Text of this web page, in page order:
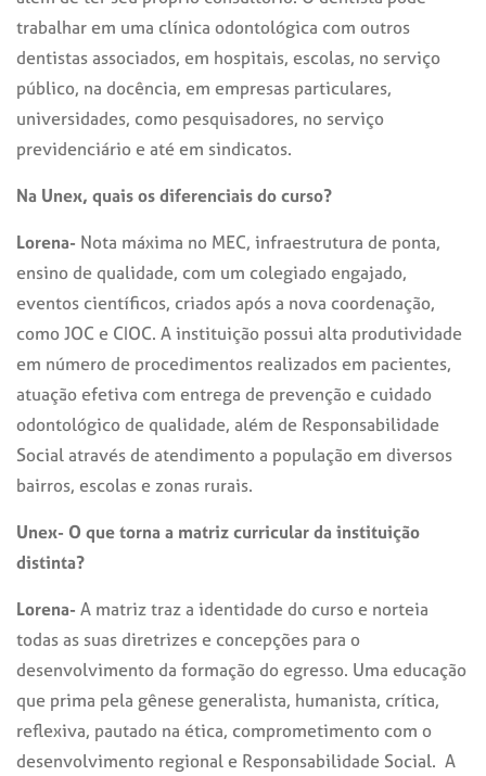
trabalhar em uma clínica odontológica com outros
dentistas associados, em hospitais, escolas, no serviço
público, na docência, em empresas particulares,
universidades, como pesquisadores, no serviço
previdenciário e até em sindicatos.
Na Unex, quais os diferenciais do curso?
Lorena- Nota máxima no MEC, infraestrutura de ponta,
ensino de qualidade, com um colegiado engajado,
eventos científicos, criados após a nova coordenação,
como JOC e CIOC. A instituição possui alta produtividade
em número de procedimentos realizados em pacientes,
atuação efetiva com entrega de prevenção e cuidado
odontológico de qualidade, além de Responsabilidade
Social através de atendimento a população em diversos
bairros, escolas e zonas rurais.
Unex- O que torna a matriz curricular da instituição
distinta?
Lorena- A matriz traz a identidade do curso e norteia
todas as suas diretrizes e concepções para o
desenvolvimento da formação do egresso. Uma educação
que prima pela gênese generalista, humanista, crítica,
reflexiva, pautado na ética, comprometimento com o
desenvolvimento regional e Responsabilidade Social. A